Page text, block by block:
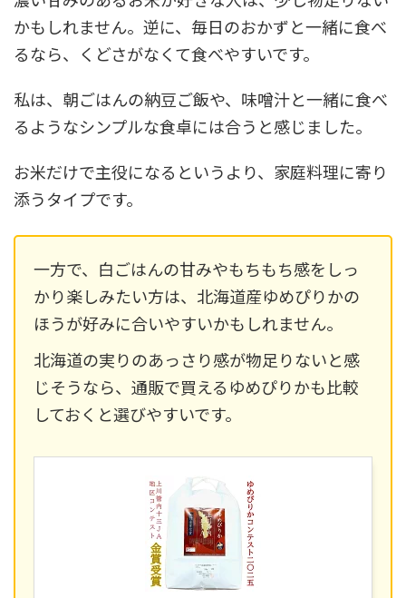
かもしれません。逆に、毎日のおかずと一緒に食べ
るなら、くどさがなくて食べやすいです。
私は、朝ごはんの納豆ご飯や、味噌汁と一緒に食べ
るようなシンプルな食卓には合うと感じました。
お米だけで主役になるというより、家庭料理に寄り
添うタイプです。
一方で、白ごはんの甘みやもちもち感をしっ
かり楽しみたい方は、北海道産ゆめぴりかの
ほうが好みに合いやすいかもしれません。
北海道の実りのあっさり感が物足りないと感
じそうなら、通販で買えるゆめぴりかも比較
しておくと選びやすいです。